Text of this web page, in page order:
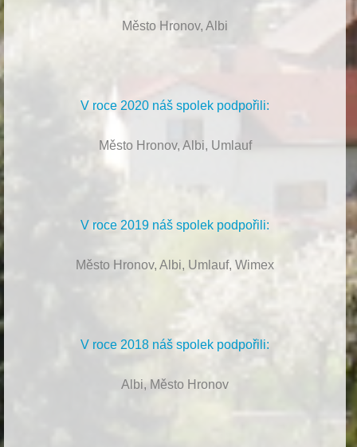
Město Hronov, Albi
V roce 2020 náš spolek podpořili:
Město Hronov, Albi, Umlauf
V roce 2019 náš spolek podpořili:
Město Hronov, Albi, Umlauf, Wimex
V roce 2018 náš spolek podpořili:
Albi, Město Hronov